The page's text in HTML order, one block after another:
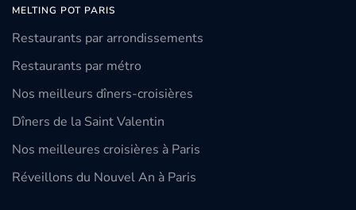
MELTING POT PARIS
Restaurants par arrondissements
Restaurants par métro
Nos meilleurs dîners-croisières
Dîners de la Saint Valentin
Nos meilleures croisières à Paris
Réveillons du Nouvel An à Paris